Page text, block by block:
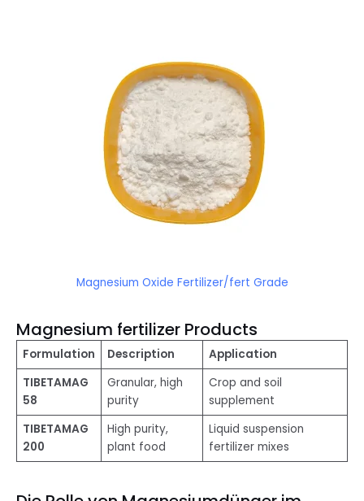
Magnesium Oxide Fertilizer/fert Grade
Magnesium fertilizer Products
Formulation Description
Application
TIBETAMAG
58
Granular, high
purity
Crop and soil
supplement
TIBETAMAG
200
High purity,
plant food
Liquid suspension
fertilizer mixes